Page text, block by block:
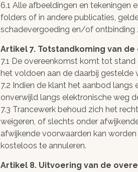
6.1 Alle afbeeldingen en tekeningen
folders of in andere publicaties,
schadevergoeding en/of ontbinding
Artikel 7. Totstandkoming van
7.1 De overeenkomst komt tot
het voldoen aan de daarbij gestelde
7.2 Indien de klant het aanbod
onverwijld langs elektronische weg
7.3 Trancewerk behoud zich het
weigeren, of slechts onder
afwijkende voorwaarden kan
kosteloos te annuleren.
Artikel 8. Uitvoering van de